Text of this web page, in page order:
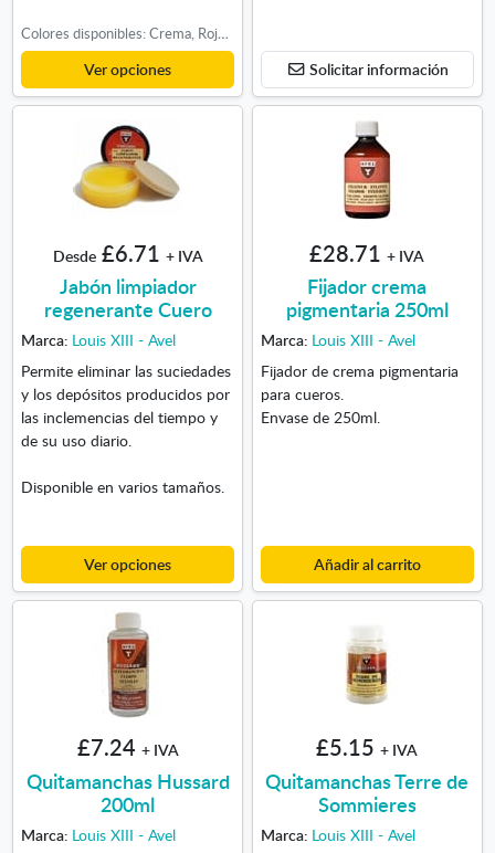
Colores disponibles: Crema, Rojo, Verde Oscuro
Ver opciones Solicitar información
Desde £6.71 + IVA
Jabón limpiador
regenerante Cuero
Marca: Louis XIII - Avel
Permite eliminar las suciedades
y los depósitos producidos por
las inclemencias del tiempo y
de su uso diario.
Disponible en varios tamaños.
Ver opciones
£28.71 + IVA
Fijador crema
pigmentaria 250ml
Marca: Louis XIII - Avel
Fijador de crema pigmentaria
para cueros.
Envase de 250ml.
Añadir al carrito
£7.24 + IVA
Quitamanchas Hussard
200ml
Marca: Louis XIII - Avel
£5.15 + IVA
Quitamanchas Terre de
Sommieres
Marca: Louis XIII - Avel